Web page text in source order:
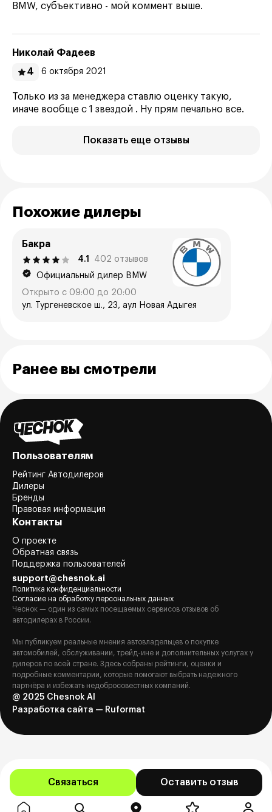
BMW, субъективно - мой коммент выше.
Николай Фадеев
4
6 октября 2021
Только из за менеджера ставлю оценку такую,
иначе вообще с 1 звездой . Ну прям печально все.
Показать еще отзывы
Похожие дилеры
Бакра
4.1
402 отзывов
Официальный дилер BMW
Открыто с 09:00 до 20:00
ул. Тургеневское ш., 23, аул Новая Адыгея
Ранее вы смотрели
Пользователям
Рейтинг Автодилеров
Дилеры
Бренды
Правовая информация
Контакты
О проекте
Обратная связь
Поддержка пользователей
support@chesnok.ai
Политика конфиденциальности
Согласие на обработку персональных данных
Чеснок — один из самых посещаемых сервисов отзывов об
автодилерах в России.
Мы публикуем реальные мнения автовладельцев о покупке
автомобилей, обслуживании, трейд-ине и дополнительных услугах у
дилеров по всей стране. Здесь собраны рейтинги, оценки и
подробные комментарии, которые помогают выбрать надежного
партнёра и избежать недобросовестных компаний.
@ 2025 Chesnok AI
Разработка сайта — Ruformat
Связаться Оставить отзыв